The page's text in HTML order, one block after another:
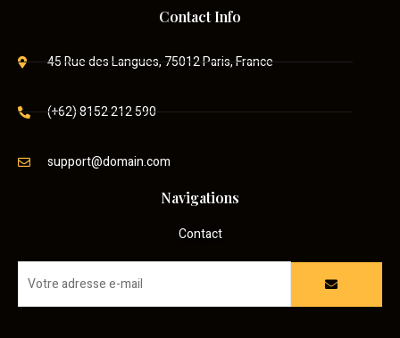
Contact Info
45 Rue des Langues, 75012 Paris, France
(+62) 8152 212 590
support@domain.com
Navigations
Contact